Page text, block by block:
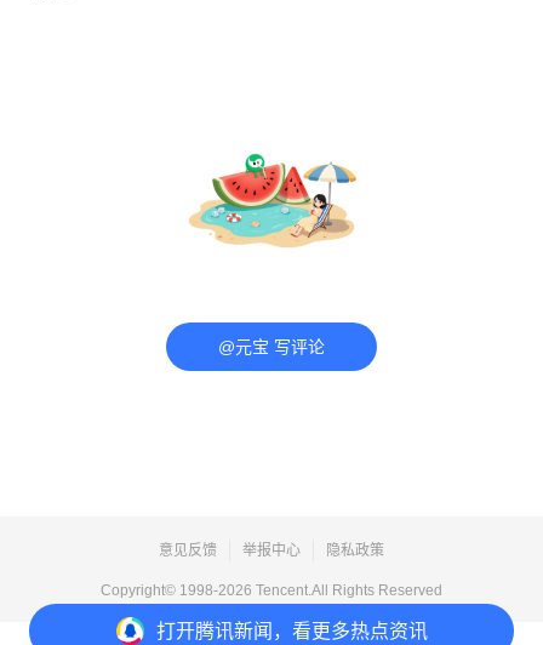
打开腾讯新闻，看更多热点资讯
@元宝 写评论
意见反馈 举报中心 隐私政策
Copyright© 1998-2026 Tencent.All Rights Reserved